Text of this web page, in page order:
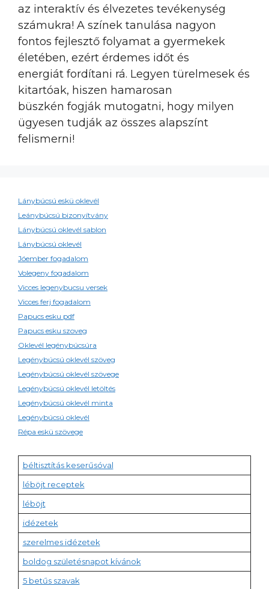
az interaktív és élvezetes tevékenység
számukra! A színek tanulása nagyon
fontos fejlesztő folyamat a gyermekek
életében, ezért érdemes időt és
energiát fordítani rá. Legyen türelmesek és
kitartóak, hiszen hamarosan
büszkén fogják mutogatni, hogy milyen
ügyesen tudják az összes alapszínt
felismerni!
Lánybúcsú eskü oklevél
Leánybúcsú bizonyítvány
Lánybúcsú oklevél sablon
Lánybúcsú oklevél
Jóember fogadalom
Volegeny fogadalom
Vicces legenybucsu versek
Vicces ferj fogadalom
Papucs esku pdf
Papucs esku szoveg
Oklevél legénybúcsúra
Legénybúcsú oklevél szöveg
Legénybúcsú oklevél szövege
Legénybúcsú oklevél letöltés
Legénybúcsú oklevél minta
Legénybúcsú oklevél
Répa eskü szövege
béltisztítás keserűsóval
léböjt receptek
léböjt
idézetek
szerelmes idézetek
boldog születésnapot kívánok
5 betűs szavak